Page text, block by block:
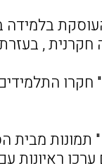
בלמידה
חקרנית ,
תמונות
ראיונות